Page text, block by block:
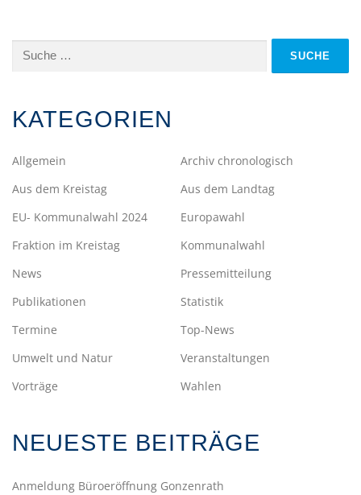
Suche
KATEGORIEN
Allgemein
Archiv chronologisch
Aus dem Kreistag
Aus dem Landtag
EU- Kommunalwahl 2024
Europawahl
Fraktion im Kreistag
Kommunalwahl
News
Pressemitteilung
Publikationen
Statistik
Termine
Top-News
Umwelt und Natur
Veranstaltungen
Vorträge
Wahlen
NEUESTE BEITRÄGE
Anmeldung Büroeröffnung Gonzenrath